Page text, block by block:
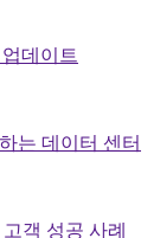
데이트
는 데이터 센터
객 성공 사례